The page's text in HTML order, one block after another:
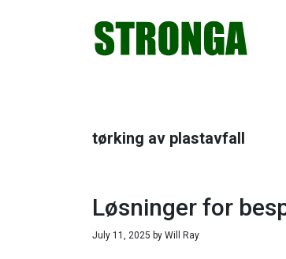
tørking av plastavfall
Løsninger for
July 11, 2025 by Will Ray